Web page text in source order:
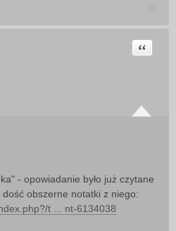
Cytuj
- opowiadanie było już czytane
dość obszerne notatki z niego:
t ... nt-6134038